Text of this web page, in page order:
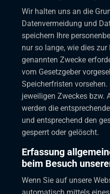
Wir halten uns an die
Datenvermeidung und
speichern Ihre
nur so lange, wie dies zur
genannten Zwecke
vom Gesetzgeber
Speicherfristen
jeweiligen Zweckes bzw.
werden die
und entsprechend den
gesperrt oder gelöscht.
Erfassung
beim Besuch
Wenn Sie auf unsere